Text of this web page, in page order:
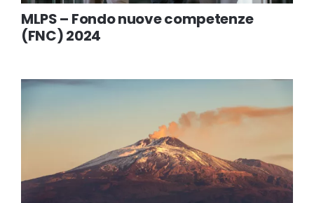
MLPS – Fondo nuove competenze
(FNC) 2024